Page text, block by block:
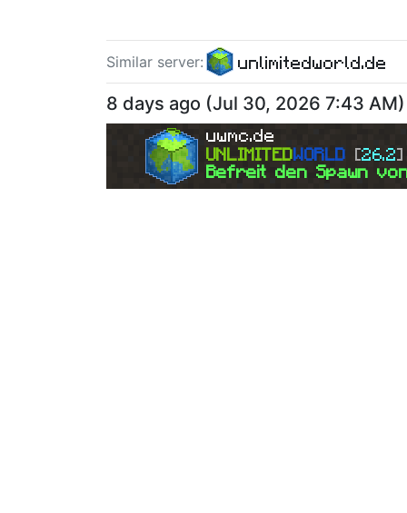
Similar server:
unlimitedworld.de
8 days ago (Jul 30, 2026 7:43 AM)
uwmc.de
UNLIMITEDWORLD [26.2]
Befreit den Spawn